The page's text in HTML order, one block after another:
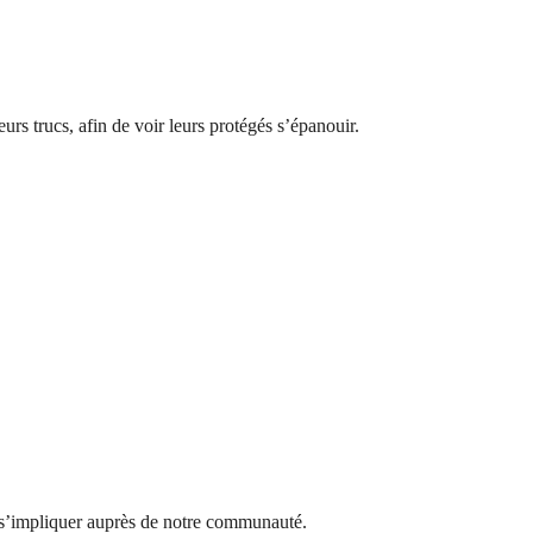
trucs, afin de voir leurs protégés s’épanouir.
auprès de notre communauté.